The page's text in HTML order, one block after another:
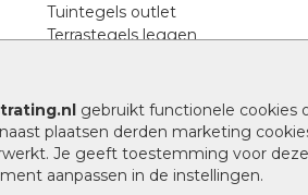
gebruikt functionele cookies
plaatsen derden marketing
Je geeft toestemming voor deze
aanpassen in de instellingen.
Tuintegels outlet
Terrastegels leggen
Legpatronen betonstenen
Hoe betonstenen onderhouden
Aanlegtips voor betonstenen
Verschil betontegels en keramische